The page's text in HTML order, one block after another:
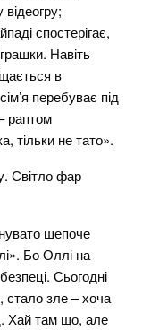
відеогру;
спостерігає,
Навіть
в
перебуває під
раптом
тільки не тато».
Світло фар
шепоче
Бо Оллі на
Сьогодні
стало зле – хоча
Хай там що, але